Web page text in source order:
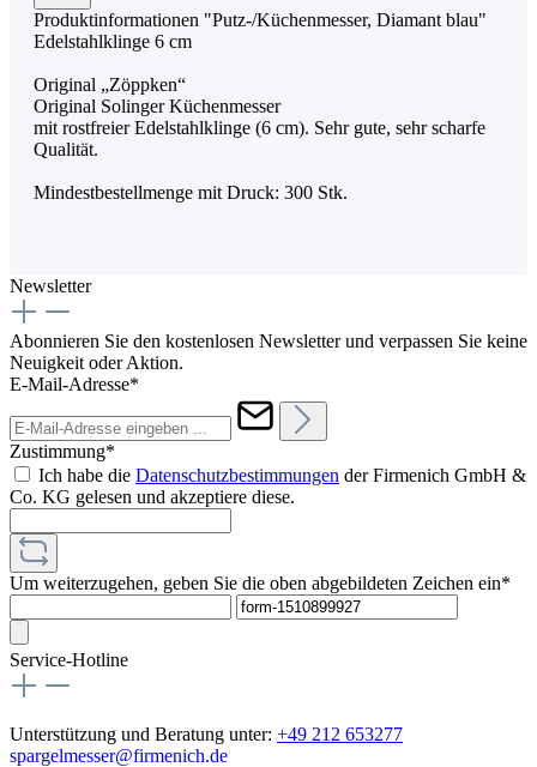
Produktinformationen "Putz-/Küchenmesser, Diamant blau"
Edelstahlklinge 6 cm
Original „Zöppken“
Original Solinger Küchenmesser
mit rostfreier Edelstahlklinge (6 cm). Sehr gute, sehr scharfe
Qualität.
Mindestbestellmenge mit Druck: 300 Stk.
Newsletter
Abonnieren Sie den kostenlosen Newsletter und verpassen Sie keine
Neuigkeit oder Aktion.
E-Mail-Adresse*
Zustimmung*
Ich habe die Datenschutzbestimmungen der Firmenich GmbH &
Co. KG gelesen und akzeptiere diese.
Um weiterzugehen, geben Sie die oben abgebildeten Zeichen ein*
Service-Hotline
Unterstützung und Beratung unter: +49 212 653277
spargelmesser@firmenich.de